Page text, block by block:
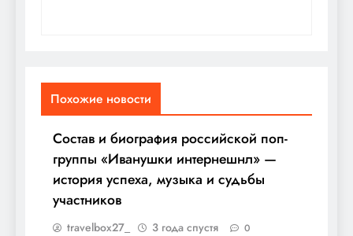
Похожие новости
Состав и биография российской поп-
группы «Иванушки интернешнл» —
история успеха, музыка и судьбы
участников
travelbox27_ 3 года спустя 0